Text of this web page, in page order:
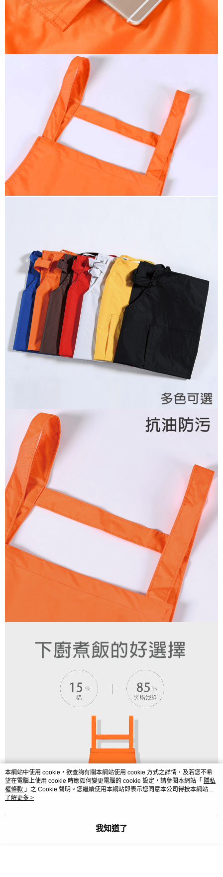
本網站中使用 cookie，欲查詢有關本網站使用 cookie 方式之詳情，及若您不希
望在電腦上使用 cookie 時應如何變更電腦的 cookie 設定，請參閱本網站「 隱私
權條款 」之 Cookie 聲明。您繼續使用本網站即表示您同意本公司得按本網站使
用條款之 Cookie 聲明使用 cookie。
了解更多 >
我知道了